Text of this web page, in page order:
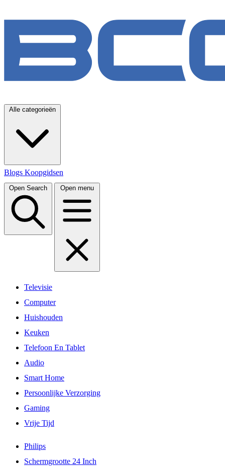
Alle categorieën
Blogs Koopgidsen
Open Search Open menu
Televisie
Computer
Huishouden
Keuken
Telefoon En Tablet
Audio
Smart Home
Persoonlijke Verzorging
Gaming
Vrije Tijd
Philips
Schermgrootte 24 Inch